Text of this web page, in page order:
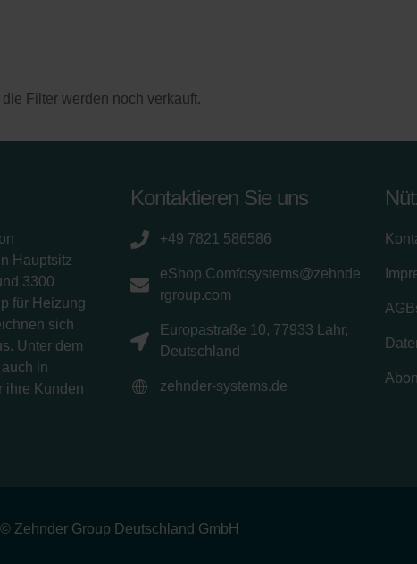
Filter werden noch verkauft.
Hauptsitz
3300
für Heizung
sich
Unter dem
in
ihre Kunden
Kontaktieren Sie uns
+49 7821 586586
eShop.Comfosystems@zehnde
rgroup.com
Europastraße 10, 77933 Lahr,
Deutschland
zehnder-systems.de
© Zehnder Group Deutschland GmbH